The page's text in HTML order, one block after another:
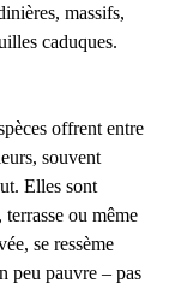
massifs,
caduques.
offrent entre
souvent
Elles sont
ou même
se ressème
peu pauvre – pas